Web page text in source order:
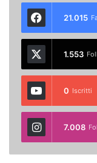
21.015
1.553
0 Iscritti
7.008